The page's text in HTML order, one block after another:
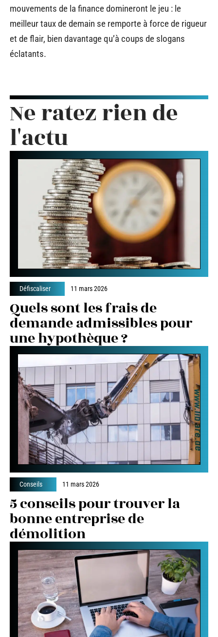
mouvements de la finance domineront le jeu : le
meilleur taux de demain se remporte à force de rigueur
et de flair, bien davantage qu’à coups de slogans
éclatants.
Ne ratez rien de
l'actu
Défiscaliser 11 mars 2026
Quels sont les frais de
demande admissibles pour
une hypothèque ?
Conseils 11 mars 2026
5 conseils pour trouver la
bonne entreprise de
démolition